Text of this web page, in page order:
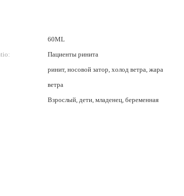
60ML
Пациенты ринита
ринит, носовой затор, холод ветра, жара
ветра
Взрослый, дети, младенец, беременная